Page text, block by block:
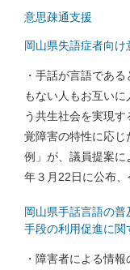
意思疎通支援
岡山県失語症者向け
・手話が言語であ
もない人もお互い
う共生社会を実現
覚障害の特性に応じ
例」が、議員提案に
年３月22日に公布、
岡山県手話言語の
手段の利用促進に関
・障害者による情